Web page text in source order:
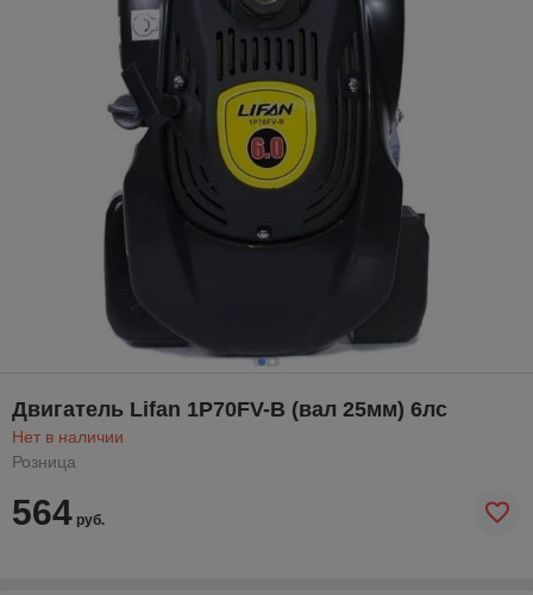
Двигатель Lifan 1P70FV-B (вал 25мм) 6лс
Нет в наличии
Розница
564 руб.